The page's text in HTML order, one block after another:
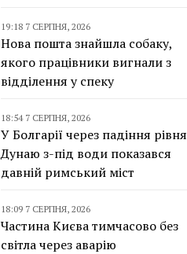
19:18 7 СЕРПНЯ, 2026
Нова пошта знайшла собаку,
якого працівники вигнали з
відділення у спеку
18:54 7 СЕРПНЯ, 2026
У Болгарії через падіння рівня
Дунаю з-під води показався
давній римський міст
18:09 7 СЕРПНЯ, 2026
Частина Києва тимчасово без
світла через аварію